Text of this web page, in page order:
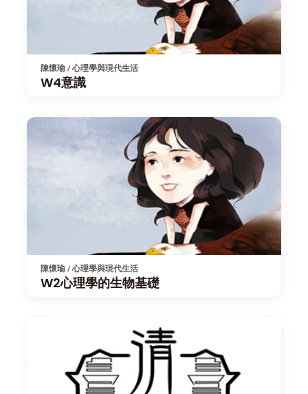
陳懷瑜 / 心理學與現代生活
W4意識
陳懷瑜 / 心理學與現代生活
W2心理學的生物基礎